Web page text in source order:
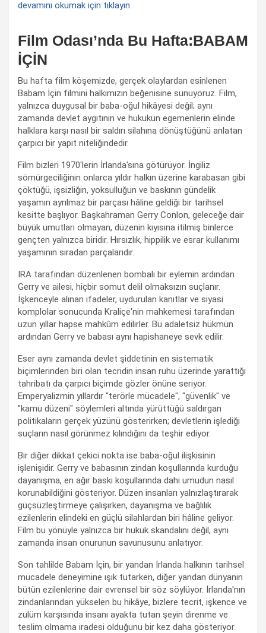
devamını okumak için tıklayın
Film Odası’nda Bu Hafta:BABAM
İÇİN
Bu hafta film köşemizde, gerçek olaylardan esinlenen
Babam İçin filmini halkımızın beğenisine sunuyoruz. Film,
yalnızca duygusal bir baba-oğul hikâyesi değil; aynı
zamanda devlet aygıtının ve hukukun egemenlerin elinde
halklara karşı nasıl bir saldırı silahına dönüştüğünü anlatan
çarpıcı bir yapıt niteliğindedir.
Film bizleri 1970'lerin İrlanda'sına götürüyor. İngiliz
sömürgeciliğinin onlarca yıldır halkın üzerine karabasan gibi
çöktüğü, işsizliğin, yoksulluğun ve baskının gündelik
yaşamın ayrılmaz bir parçası hâline geldiği bir tarihsel
kesitte başlıyor. Başkahraman Gerry Conlon, geleceğe dair
büyük umutları olmayan, düzenin kıyısına itilmiş binlerce
gençten yalnızca biridir. Hırsızlık, hippilik ve esrar kullanımı
yaşamının sıradan parçalarıdır.
IRA tarafından düzenlenen bombalı bir eylemin ardından
Gerry ve ailesi, hiçbir somut delil olmaksızın suçlanır.
İşkenceyle alınan ifadeler, uydurulan kanıtlar ve siyasi
komplolar sonucunda Kraliçe'nin mahkemesi tarafından
uzun yıllar hapse mahkûm edilirler. Bu adaletsiz hükmün
ardından Gerry ve babası aynı hapishaneye sevk edilir.
Eser aynı zamanda devlet şiddetinin en sistematik
biçimlerinden biri olan tecridin insan ruhu üzerinde yarattığı
tahribatı da çarpıcı biçimde gözler önüne seriyor.
Emperyalizmin yıllardır "terörle mücadele", "güvenlik" ve
"kamu düzeni" söylemleri altında yürüttüğü saldırgan
politikaların gerçek yüzünü gösterirken; devletlerin işlediği
suçların nasıl görünmez kılındığını da teşhir ediyor.
Bir diğer dikkat çekici nokta ise baba-oğul ilişkisinin
işlenişidir. Gerry ve babasının zindan koşullarında kurduğu
dayanışma, en ağır baskı koşullarında dahi umudun nasıl
korunabildiğini gösteriyor. Düzen insanları yalnızlaştırarak
güçsüzleştirmeye çalışırken, dayanışma ve bağlılık
ezilenlerin elindeki en güçlü silahlardan biri hâline geliyor.
Film bu yönüyle yalnızca bir hukuk skandalını değil, aynı
zamanda insan onurunun savunusunu anlatıyor.
Son tahlilde Babam İçin, bir yandan İrlanda halkının tarihsel
mücadele deneyimine ışık tutarken, diğer yandan dünyanın
bütün ezilenlerine dair evrensel bir söz söylüyor. İrlanda'nın
zindanlarından yükselen bu hikâye, bizlere tecrit, işkence ve
zulüm karşısında insanı ayakta tutan şeyin direnme ve
teslim olmama iradesi olduğunu bir kez daha gösteriyor.